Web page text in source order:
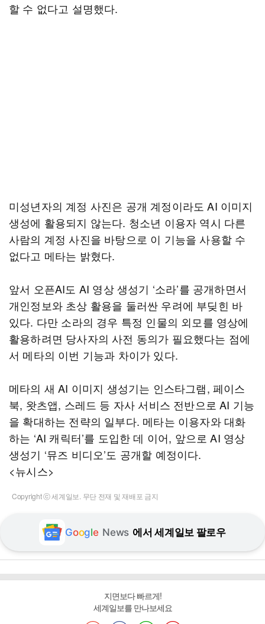
할 수 없다고 설명했다.
미성년자의 계정 사진은 공개 계정이라도 AI 이미지
생성에 활용되지 않는다. 청소년 이용자 역시 다른
사람의 계정 사진을 바탕으로 이 기능을 사용할 수
없다고 메타는 밝혔다.
앞서 오픈AI도 AI 영상 생성기 ‘소라’를 공개하면서
개인정보와 초상 활용을 둘러싼 우려에 부딪힌 바
있다. 다만 소라의 경우 특정 인물의 외모를 영상에
활용하려면 당사자의 사전 동의가 필요했다는 점에
서 메타의 이번 기능과 차이가 있다.
메타의 새 AI 이미지 생성기는 인스타그램, 페이스
북, 왓츠앱, 스레드 등 자사 서비스 전반으로 AI 기능
을 확대하는 전략의 일부다. 메타는 이용자와 대화
하는 ‘AI 캐릭터’를 도입한 데 이어, 앞으로 AI 영상
생성기 ‘뮤즈 비디오’도 공개할 예정이다.
<뉴시스>
Copyright ⓒ 세계일보. 무단 전재 및 재배포 금지
Google News 에서 세계일보 팔로우
지면보다 빠르게!
세계일보를 만나보세요